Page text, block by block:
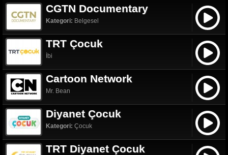
CGTN Documentary
Kategori: Belgesel
TRT Çocuk
İbi
Cartoon Network
Mr. Bean
Diyanet Çocuk
Kategori: Çocuk
TRT Diyanet Çocuk